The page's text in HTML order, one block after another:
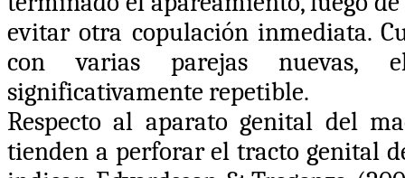
evitar otra copulación inmediata.
con varias parejas nuevas,
significativamente repetible.
Respecto al aparato genital del
tienden a perforar el tracto genital